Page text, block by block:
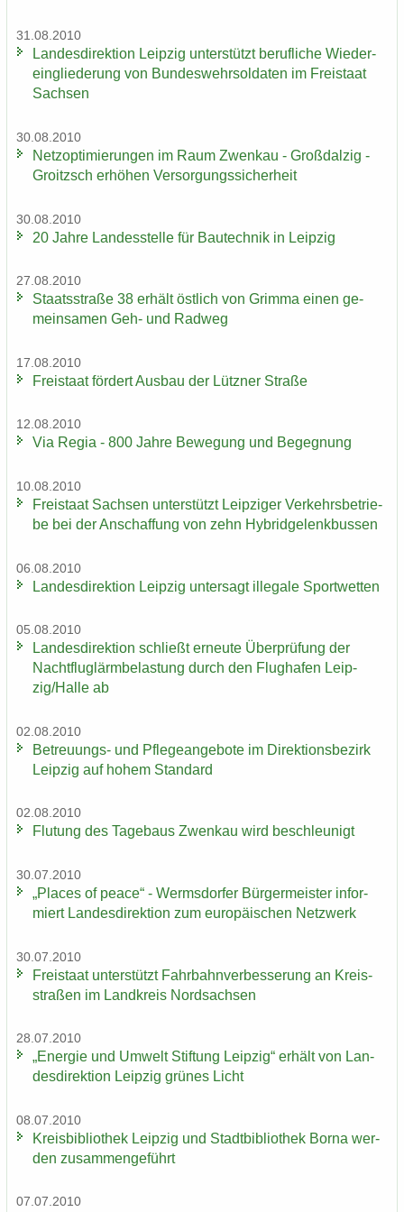
31.08.2010
Lan­des­di­rek­ti­on Leip­zig un­ter­stützt be­ruf­li­che Wie­der­
ein­glie­de­rung von Bun­des­wehr­sol­da­ten im Frei­staat
Sach­sen
30.08.2010
Netz­op­ti­mie­run­gen im Raum Zwenkau - Groß­dal­zig -
Groitzsch er­hö­hen Ver­sor­gungs­si­cher­heit
30.08.2010
20 Jahre Lan­des­stel­le für Bau­tech­nik in Leip­zig
27.08.2010
Staats­stra­ße 38 er­hält öst­lich von Grim­ma einen ge­
mein­sa­men Geh- und Rad­weg
17.08.2010
Frei­staat för­dert Aus­bau der Lütz­ner Stra­ße
12.08.2010
Via Regia - 800 Jahre Be­we­gung und Be­geg­nung
10.08.2010
Frei­staat Sach­sen un­ter­stützt Leip­zi­ger Ver­kehrs­be­trie­
be bei der An­schaf­fung von zehn Hy­brid­ge­lenk­bus­sen
06.08.2010
Lan­des­di­rek­ti­on Leip­zig un­ter­sagt il­le­ga­le Sport­wet­ten
05.08.2010
Lan­des­di­rek­ti­on schließt er­neu­te Über­prü­fung der
Nacht­flug­lärm­be­las­tung durch den Flug­ha­fen Leip­
zig/Halle ab
02.08.2010
Betreuungs-​ und Pfle­ge­an­ge­bo­te im Di­rek­ti­ons­be­zirk
Leip­zig auf hohem Stan­dard
02.08.2010
Flu­tung des Ta­ge­baus Zwenkau wird be­schleu­nigt
30.07.2010
„Places of peace“ - Werms­dor­fer Bür­ger­meis­ter in­for­
miert Lan­des­di­rek­ti­on zum eu­ro­päi­schen Netz­werk
30.07.2010
Frei­staat un­ter­stützt Fahr­bahn­ver­bes­se­rung an Kreis­
stra­ßen im Land­kreis Nord­sach­sen
28.07.2010
„En­er­gie und Um­welt Stif­tung Leip­zig“ er­hält von Lan­
des­di­rek­ti­on Leip­zig grü­nes Licht
08.07.2010
Kreis­bi­blio­thek Leip­zig und Stadt­bi­blio­thek Borna wer­
den zu­sam­men­ge­führt
07.07.2010